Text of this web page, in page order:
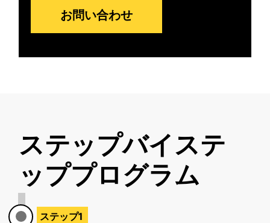
お問い合わせ
ステップバイステ
ッププログラム
ステップ1